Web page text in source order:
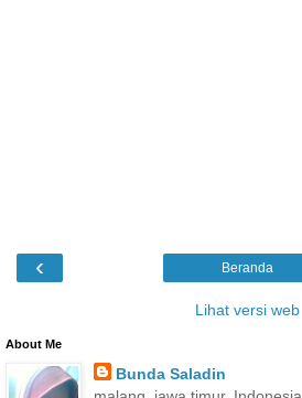
‹ Beranda
Lihat versi web
About Me
Bunda Saladin